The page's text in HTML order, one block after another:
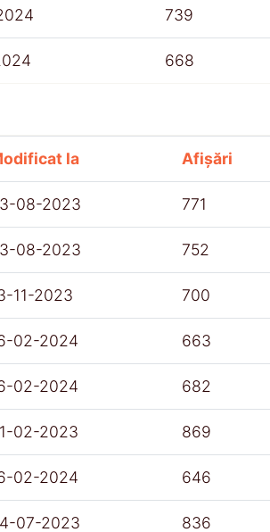
739
668
la Afișări
08-2023 771
08-2023 752
11-2023 700
02-2024 663
02-2024 682
02-2023 869
02-2024 646
07-2023 836